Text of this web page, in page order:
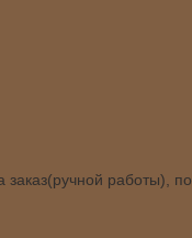
работы),